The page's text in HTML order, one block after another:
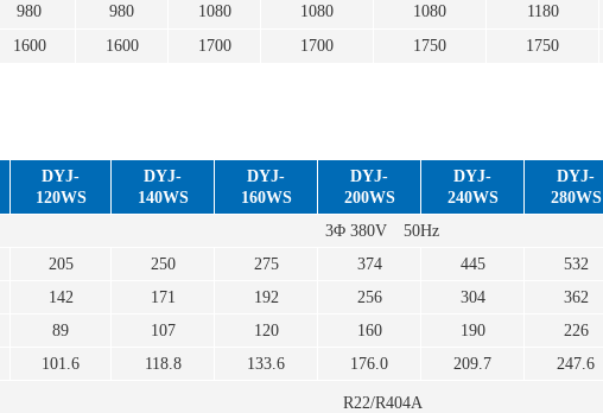
980 980 1080 1080 1080 1180
1600 1600 1700 1700 1750 1750
DYJ-
120WS
DYJ-
140WS
DYJ-
160WS
DYJ-
200WS
DYJ-
240WS
DYJ-
280WS
3Φ 380V 50Hz
205 250 275 374 445 532
142 171 192 256 304 362
89 107 120 160 190 226
101.6 118.8 133.6 176.0 209.7 247.6
R22/R404A